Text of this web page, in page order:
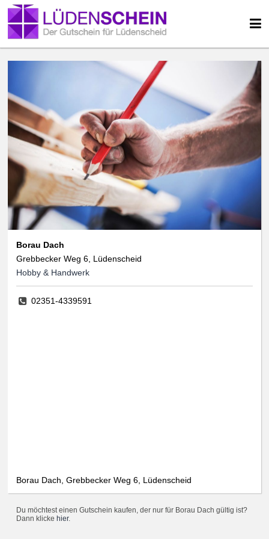
Borau Dach
Grebbecker Weg 6, Lüdenscheid
Hobby & Handwerk
02351-4339591
Borau Dach, Grebbecker Weg 6, Lüdenscheid
Du möchtest einen Gutschein kaufen, der nur für Borau Dach gültig ist?
Dann klicke hier.